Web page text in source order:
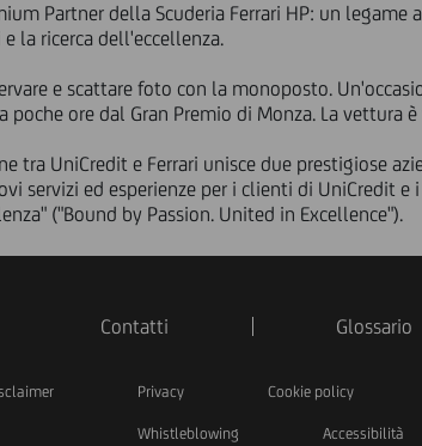
Partner della Scuderia Ferrari HP: un
la ricerca dell'eccellenza.
e scattare foto con la monoposto.
poche ore dal Gran Premio di Monza. La
tra UniCredit e Ferrari unisce due prestigiose
servizi ed esperienze per i clienti di UniCredit e
("Bound by Passion. United in Excellence").
Contatti Glossario
Privacy Cookie policy
Whistleblowing Accessibilità